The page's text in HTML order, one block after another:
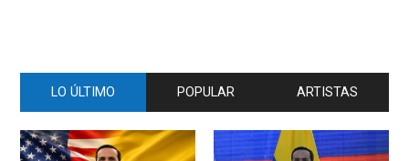
LO ÚLTIMO POPULAR ARTISTAS